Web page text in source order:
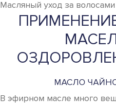
Масляный уход за волосами
МАСЛО
В эфирном масле много